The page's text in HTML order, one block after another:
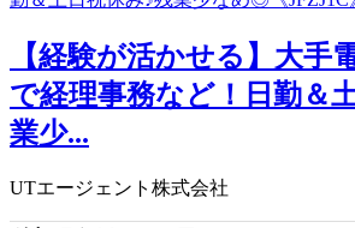
【経験が活かせる】大手
で経理事務など！日勤＆
業少...
UTエージェント株式会社